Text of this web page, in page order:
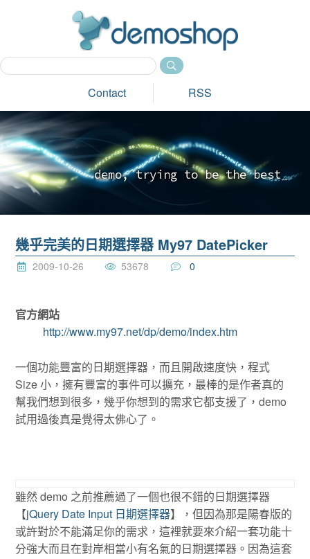
Contact RSS
demo, tryi ng to be the best_
幾乎完美的日期選擇器 My97 DatePicker
2009-10-26 53678 0
官方網站
http://www.my97.net/dp/demo/index.htm
一個功能豐富的日期選擇器，而且開啟速度快，程式
Size 小，擁有豐富的事件可以擴充，最棒的是作者真的
幫我們想到很多，幾乎你想到的需求它都支援了，demo
試用過後真是覺得太佛心了。
雖然 demo 之前推薦過了一個也很不錯的日期選擇器
【jQuery Date Input 日期選擇器】，但因為那是陽春版的
或許對於不能滿足你的需求，這裡就要來介紹一套功能十
分強大而且在對岸相當小有名氣的日期選擇器。因為這套